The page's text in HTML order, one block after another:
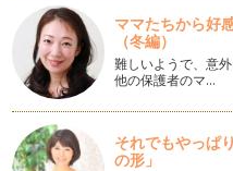
英語を学ぶ理由
今回の記事が、連載２年目の
からも『英語を学ぶ』をト
連載を通して英語学習を思う
明けましておめでとうござ
ごされましたか？アメリカ
ママたちから好
（冬編）
難しいようで、意
他の保護者のマ…
それでもやっぱ
の形」